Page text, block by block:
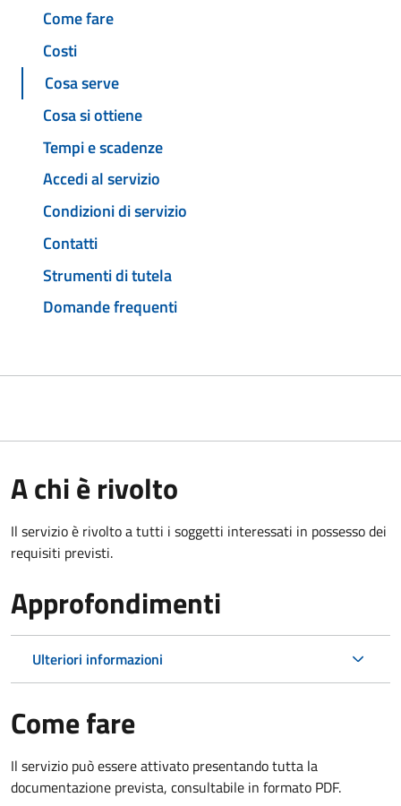
Come fare
Costi
Cosa serve
Cosa si ottiene
Tempi e scadenze
Accedi al servizio
Condizioni di servizio
Contatti
Strumenti di tutela
Domande frequenti
A chi è rivolto
Il servizio è rivolto a tutti i soggetti interessati in possesso dei
requisiti previsti.
Approfondimenti
Ulteriori informazioni
Come fare
Il servizio può essere attivato presentando tutta la
documentazione prevista, consultabile in formato PDF.